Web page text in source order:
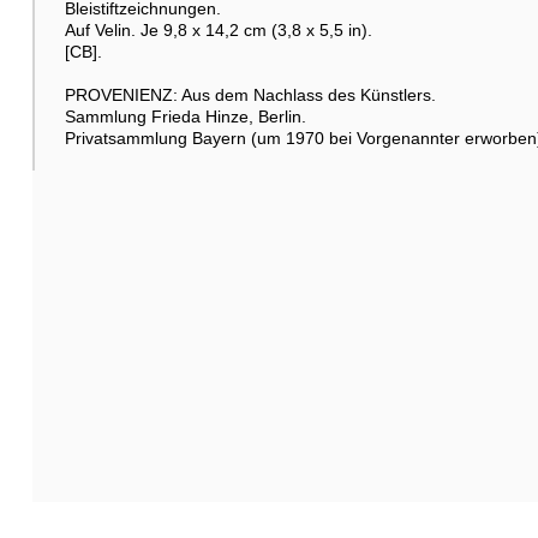
Bleistiftzeichnungen.
Auf Velin. Je 9,8 x 14,2 cm (3,8 x 5,5 in).
[CB].
PROVENIENZ: Aus dem Nachlass des Künstlers.
Sammlung Frieda Hinze, Berlin.
Privatsammlung Bayern (um 1970 bei Vorgenannter